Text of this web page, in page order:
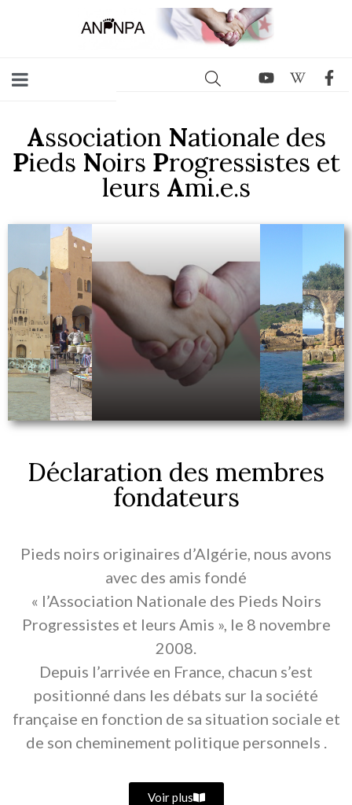
Association Nationale des
Pieds Noirs Progressistes et
leurs Ami.e.s
Déclaration des membres
fondateurs
Pieds noirs originaires d’Algérie, nous avons
avec des amis fondé
« l’Association Nationale des Pieds Noirs
Progressistes et leurs Amis », le 8 novembre
2008.
Depuis l’arrivée en France, chacun s’est
positionné dans les débats sur la société
française en fonction de sa situation sociale et
de son cheminement politique personnels .
Voir plus